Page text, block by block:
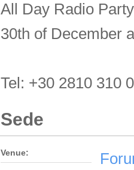
All Day Radio
30th of December
Tel: +30 2810 310
Sede
Venue: